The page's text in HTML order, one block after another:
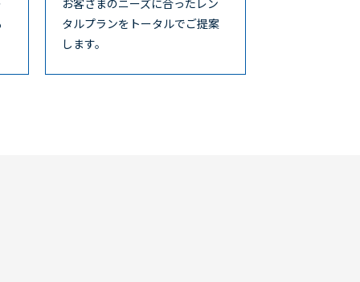
お客さまのニーズに合ったレン
タルプランをトータルでご提案
します。